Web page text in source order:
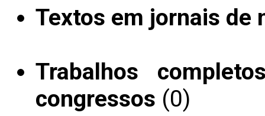
Textos em jornais
Trabalhos
congressos (0)